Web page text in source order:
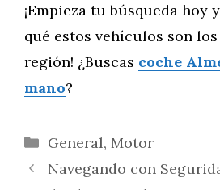
¡Empieza tu búsqueda hoy
qué estos vehículos son
región! ¿Buscas coche
mano?
Categorías
General, Motor
Navegando con